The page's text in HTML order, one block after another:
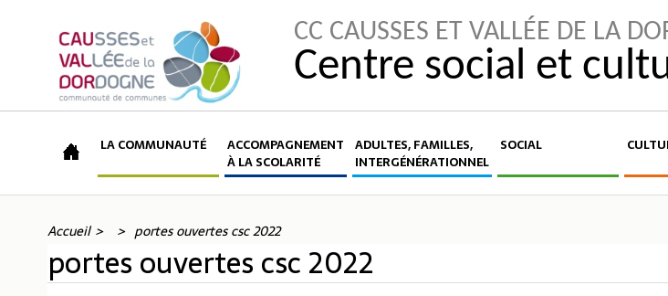
CC CAUSSES ET VALLÉE DE LA
Centre social et
LA COMMUNAUTÉ
ACCOMPAGNEMENT
À LA SCOLARITÉ
ADULTES, FAMILLES,
INTERGÉNÉRATIONNEL
SOCIAL
Accueil portes ouvertes csc 2022
portes ouvertes csc 2022